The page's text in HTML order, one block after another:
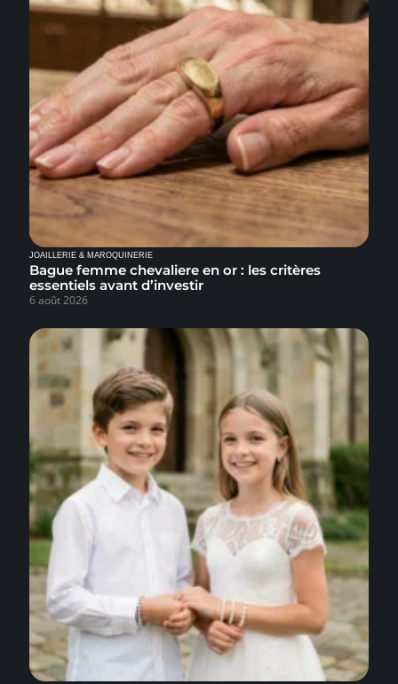
JOAILLERIE & MAROQUINERIE
Bague femme chevaliere en or : les critères
essentiels avant d’investir
6 août 2026